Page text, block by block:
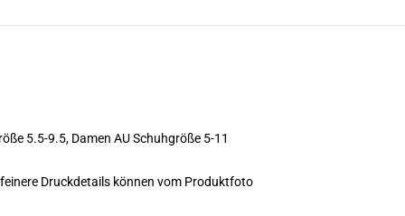
5.5-9.5, Damen AU Schuhgröße 5-11
Druckdetails können vom Produktfoto